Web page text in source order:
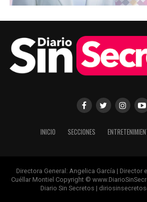
INICIO SECCIONES
Directora General: Angelica García |
Cuéllar Montiel Copyright ©
Diario Sin Secretos |